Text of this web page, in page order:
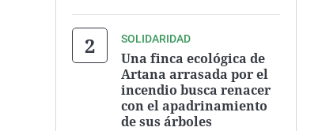
SOLIDARIDAD
Una finca ecológica de
Artana arrasada por el
incendio busca renacer
con el apadrinamiento
de sus árboles